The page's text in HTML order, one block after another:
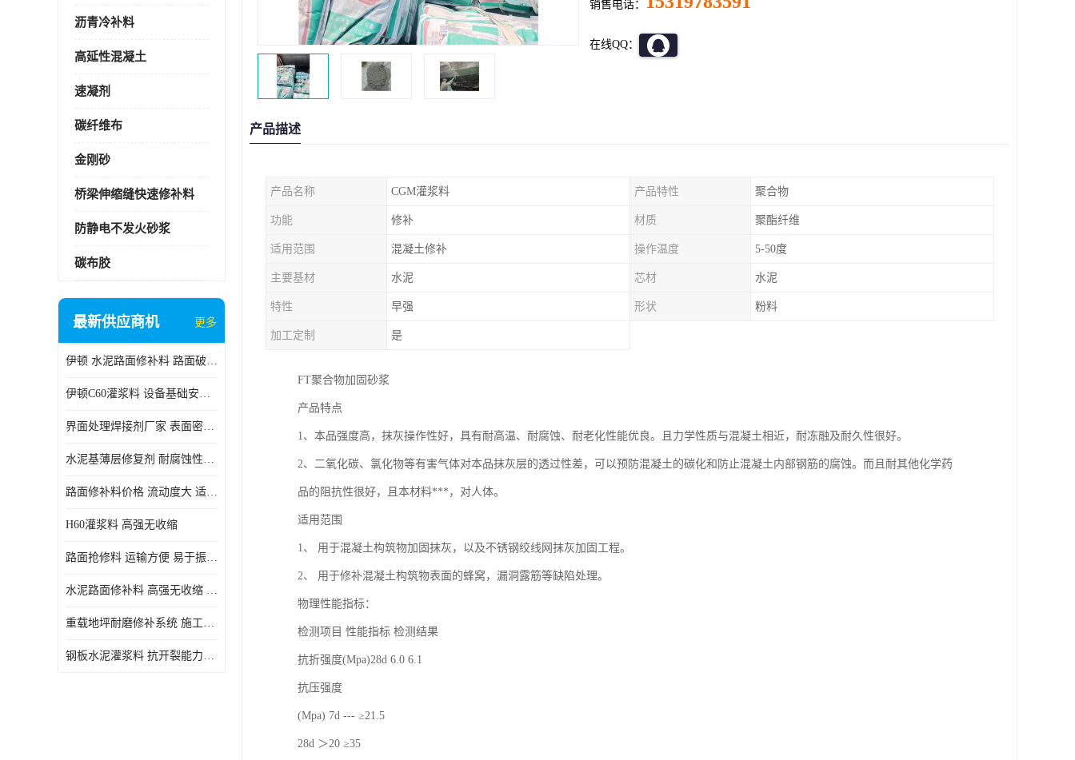
沥青冷补料
高延性混凝土
速凝剂
碳纤维布
金刚砂
桥梁伸缩缝快速修补料
防静电不发火砂浆
碳布胶
最新供应商机 更多
伊顿 水泥路面修补料 路面破损起皮快速修补 2小时通车
伊顿C60灌浆料 设备基础安装 梁柱改造加固二次灌浆料
界面处理焊接剂厂家 表面密实 良好的流动性
水泥基薄层修复剂 耐腐蚀性好 适用范围广
路面修补料价格 流动度大 适用范围广
H60灌浆料 高强无收缩
路面抢修料 运输方便 易于振捣密实
水泥路面修补料 高强无收缩 施工和易性好 强度高 韧性好
重载地坪耐磨修补系统 施工期短 易于振捣密实
钢板水泥灌浆料 抗开裂能力强 施工和易性好
销售电话：
在线QQ：
产品描述
产品名称 CGM灌浆料 产品特性 聚合物
功能 修补 材质 聚酯纤维
适用范围 混凝土修补 操作温度 5-50度
主要基材 水泥 芯材 水泥
特性 早强 形状 粉料
加工定制 是
FT聚合物加固砂浆
产品特点
1、本品强度高，抹灰操作性好，具有耐高温、耐腐蚀、耐老化性能优良。且力学性质与混凝土相近，耐冻融及耐久性很好。
2、二氧化碳、氯化物等有害气体对本品抹灰层的透过性差，可以预防混凝土的碳化和防止混凝土内部钢筋的腐蚀。而且耐其他化学药
品的阻抗性很好，且本材料***，对人体。
适用范围
1、 用于混凝土构筑物加固抹灰，以及不锈钢绞线网抹灰加固工程。
2、 用于修补混凝土构筑物表面的蜂窝，漏洞露筋等缺陷处理。
物理性能指标：
检测项目 性能指标 检测结果
抗折强度(Mpa)28d 6.0 6.1
抗压强度
(Mpa) 7d --- ≥21.5
28d ＞20 ≥35